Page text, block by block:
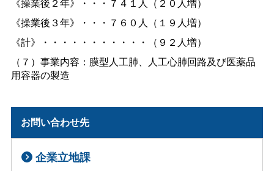
《操業後３年》・・・７６０人（１９人増）
《計》・・・・・・・・・・・（９２人増）
（７）事業内容：膜型人工肺、人工心肺回路及び医薬品
用容器の製造
お問い合わせ先
企業立地課